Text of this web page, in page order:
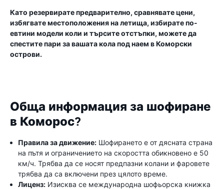
Като резервирате предварително, сравнявате цени,
избягвате местоположения на летища, избирате по-
евтини модели коли и търсите отстъпки, можете да
спестите пари за вашата кола под наем в Коморски
острови.
Обща информация за шофиране
в Коморос?
Правила за движение: Шофирането е от дясната страна
на пътя и ограничението на скоростта обикновено е 50
км/ч. Трябва да се носят предпазни колани и фаровете
трябва да са включени през цялото време.
Лиценз: Изисква се международна шофьорска книжка